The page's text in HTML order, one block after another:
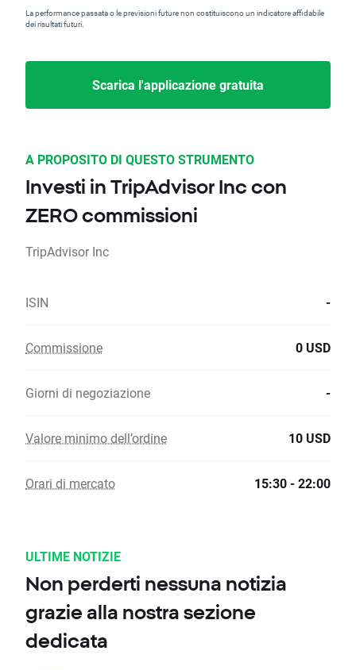
La performance passata o le previsioni future non costituiscono un indicatore affidabile
dei risultati futuri.
Scarica l'applicazione gratuita
A PROPOSITO DI QUESTO STRUMENTO
Investi in TripAdvisor Inc con
ZERO commissioni
TripAdvisor Inc
ISIN -
Commissione 0 USD
Giorni di negoziazione -
Valore minimo dell’ordine 10 USD
Orari di mercato 15:30 - 22:00
ULTIME NOTIZIE
Non perderti nessuna notizia
grazie alla nostra sezione
dedicata